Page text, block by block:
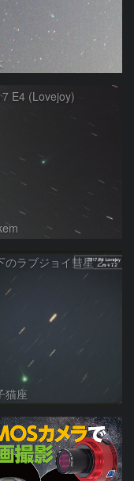
E4 (Lovejoy)
月光下のラブジョイ彗星 2017E4 Lovejoy
猫座